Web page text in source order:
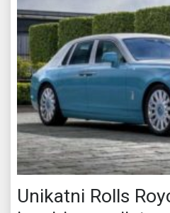
Unikatni Rolls